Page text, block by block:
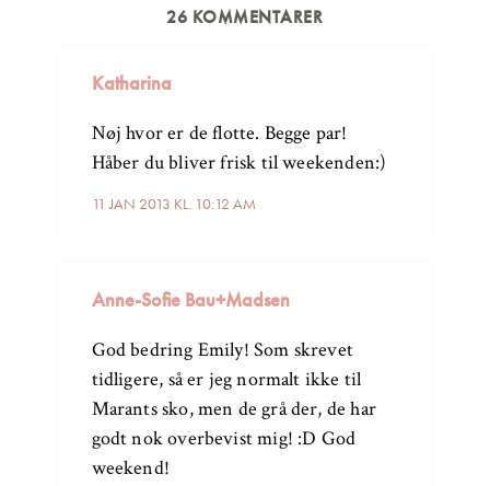
26 KOMMENTARER
Katharina
11 JAN 2013 KL. 10:12 AM
Nøj hvor er de flotte. Begge par!
Håber du bliver frisk til weekenden:)
Anne-Sofie Bau+Madsen
God bedring Emily! Som skrevet
tidligere, så er jeg normalt ikke til
Marants sko, men de grå der, de har
godt nok overbevist mig! :D God
weekend!